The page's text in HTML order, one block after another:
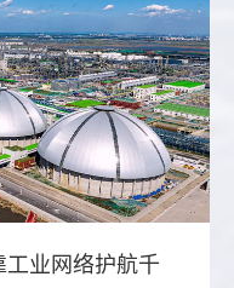
业网络护航千